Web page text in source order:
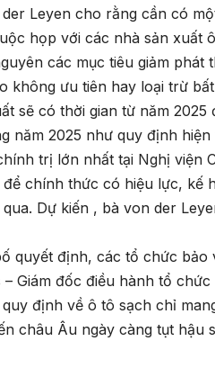
Leyen cho rằng cần có
họp với các nhà sản xuất
các mục tiêu giảm phát
không ưu tiên hay loại trừ
sẽ có thời gian từ năm
năm 2025 như quy định
trị lớn nhất tại Nghị viện
chính thức có hiệu lực, kế
Dự kiến , bà von der
quyết định, các tổ chức bảo
– Giám đốc điều hành tổ
định về ô tô sạch chỉ
châu Âu ngày càng tụt hậu